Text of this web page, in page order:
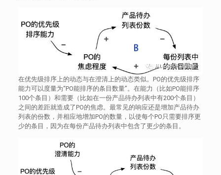
在优先级排序上的动态与在澄清上的动态类似。PO的优先级排序
能力可以度量为“PO能排序的条目数量”。在能力（比如PO能排序
100个条目）和需要（比如在一份产品待办列表中有200个条目）
之间的差距就造成了PO的焦虑。最常见的响应还是增加产品待办
列表的份数，并相应地增加PO的数量，以使每个PO只需要排序更
少的条目，因为在每份产品待办列表中包含了更少的条目。